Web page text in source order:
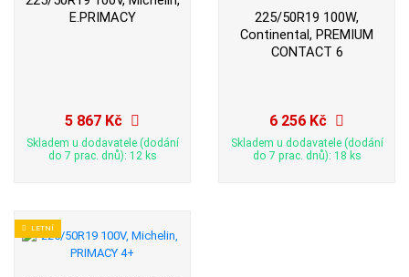
E.PRIMACY
5 867 Kč
Skladem u dodavatele (dodání
do 7 prac. dnů): 12 ks
225/50R19 100W,
Continental, PREMIUM
CONTACT 6
6 256 Kč
Skladem u dodavatele (dodání
do 7 prac. dnů): 18 ks
LETNÍ